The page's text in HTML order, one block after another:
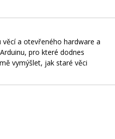
a otevřeného hardware a
pro které dodnes
vymýšlet, jak staré věci